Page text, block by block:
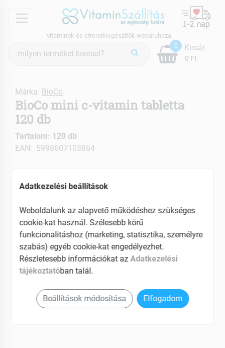
menu
vitaminok és étrendkiegészítők webáruháza
keresés
0
0 Ft
Kosár
Márka: BioCo
BioCo mini c-vitamin tabletta
120 db
Tartalom: 120 db
EAN: 5998607103864
Adatkezelési beállítások
Weboldalunk az alapvető működéshez szükséges
cookie-kat használ. Szélesebb körű
funkcionalitáshoz (marketing, statisztika, személyre
szabás) egyéb cookie-kat engedélyezhet.
Részletesebb információkat azAdatkezelési
tájékoztatóban talál.
Beállítások módosítása Elfogadom